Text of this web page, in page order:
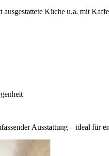
Küche u.a. mit
Ausstattung – ideal für